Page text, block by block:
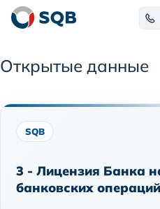
Открытые данные
SQB
3 - Лицензия Банка
банковских операций